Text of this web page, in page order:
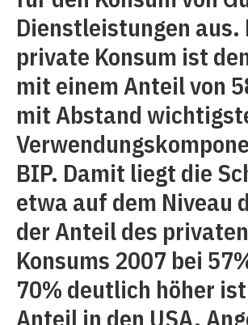
Dienstleistungen aus.
private Konsum ist
mit einem Anteil von
mit Abstand
BIP. Damit liegt die
etwa auf dem Niveau
der Anteil des privaten
Konsums 2007 bei
70% deutlich höher
Anteil in den USA.